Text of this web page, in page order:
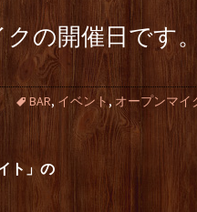
の開催日です
BAR, イベント, オープンマイ
ト」の